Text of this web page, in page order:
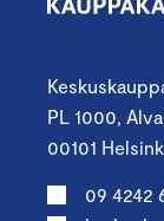
PL 1000,
00101
09 4242